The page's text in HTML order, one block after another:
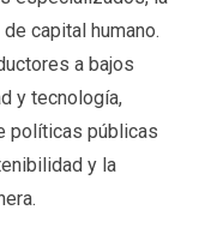
capital humano.
a bajos
y tecnología,
políticas públicas
y la